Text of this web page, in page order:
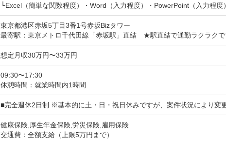
└Excel（簡単な関数程度）・Word（入力程度）・PowerPoint（入力程度
東京都港区赤坂5丁目3番1号赤坂Bizタワー
最寄駅：東京メトロ千代田線「赤坂駅」直結　★駅直結で通勤ラクラクで
想定月収30万円〜33万円
09:30〜17:30
休憩時間：就業時間内1時間
■完全週休2日制 ※基本的に土・日・祝日休みですが、案件状況により変
健康保険,厚生年金保険,労災保険,雇用保険
交通費：全額支給（上限5万円まで）